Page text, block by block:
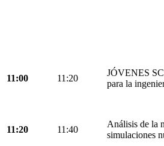
11:00 11:20
JÓVENES
para la
11:20 11:40
Análisis de la
simulaciones